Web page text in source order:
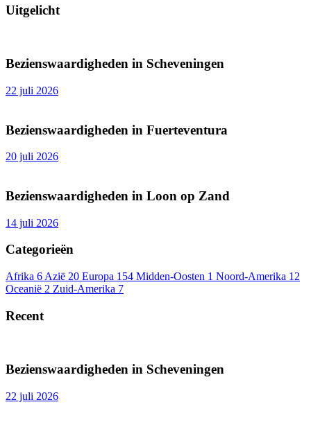
Uitgelicht
Bezienswaardigheden in Scheveningen
22 juli 2026
Bezienswaardigheden in Fuerteventura
20 juli 2026
Bezienswaardigheden in Loon op Zand
14 juli 2026
Categorieën
Afrika 6 Azië 20 Europa 154 Midden-Oosten 1 Noord-Amerika 12
Oceanië 2 Zuid-Amerika 7
Recent
Bezienswaardigheden in Scheveningen
22 juli 2026